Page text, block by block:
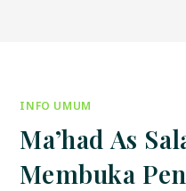
INFO UMUM
Ma’had As
Membuka